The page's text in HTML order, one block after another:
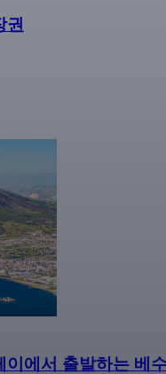
권
에서 출발하는 베